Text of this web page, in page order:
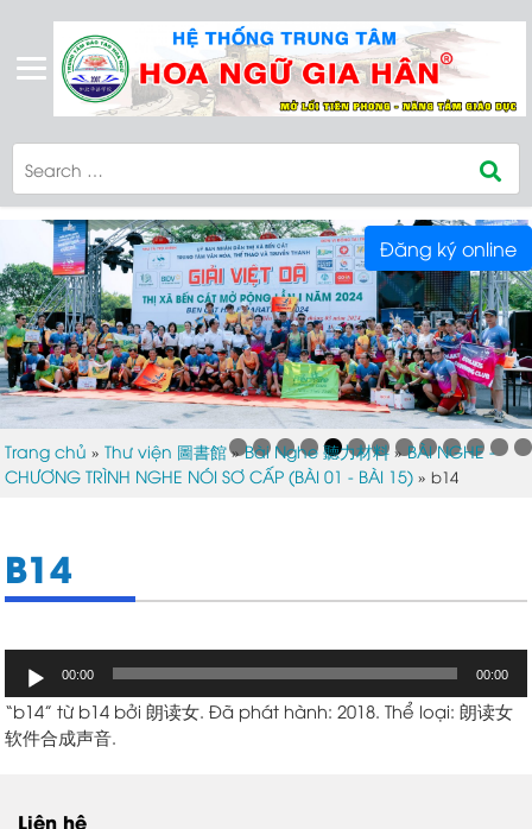
Trang chủ »Thư viện 圖書館»Bài Nghe 聽力材料 »BÀI NGHE -
CHƯƠNG TRÌNH NGHE NÓI SƠ CẤP (BÀI 01 - BÀI 15) »b14
B14
chơi
Audio
00:00 00:00
“b14” từ b14 bởi 朗读女. Đã phát hành: 2018. Thể loại: 朗读女
软件合成声音.
Liên hệ
Đăng ký online